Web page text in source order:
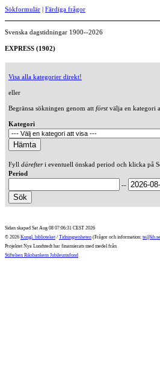
Sökformulär | Färdiga frågor
Svenska dagstidningar 1900--2026
EXPRESS (1902)
Visa alla kategorier direkt!
eller
Begränsa sökningen genom att förstvälja en kategori
Kategori
Fyll därefteri eventuell önskad period och klicka på
Period
--
Sidan skapad Sat Aug 08 07:06:31 CEST 2026
© 2026 Kungl. biblioteket / Tidningsenheten (Frågor och information: te@kb.se
Projektet Nya Lundstedt har finansierats med medel från
Stiftelsen Riksbankens Jubileumsfond